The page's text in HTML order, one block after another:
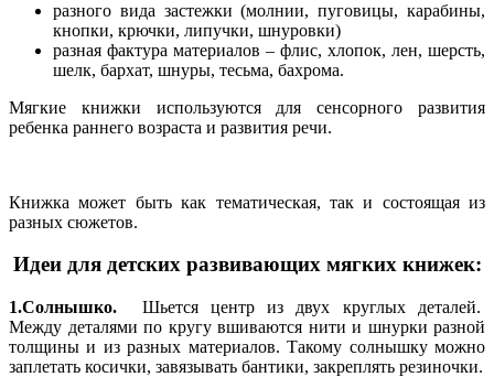
разного вида застежки (молнии, пуговицы, карабины,
кнопки, крючки, липучки, шнуровки)
разная фактура материалов – флис, хлопок, лен, шерсть,
шелк, бархат, шнуры, тесьма, бахрома.
Мягкие книжки используются для сенсорного развития
ребенка раннего возраста и развития речи.
Книжка может быть как тематическая, так и состоящая из
разных сюжетов.
Идеи для детских развивающих мягких книжек:
1.Солнышко.
Шьется центр из двух круглых деталей.
Между деталями по кругу вшиваются нити и шнурки разной
толщины и из разных материалов. Такому солнышку можно
заплетать косички, завязывать бантики, закреплять резиночки.